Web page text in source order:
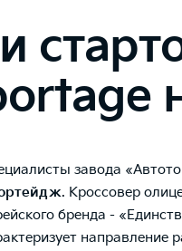
завода
. Кроссовер
бренда -
направление